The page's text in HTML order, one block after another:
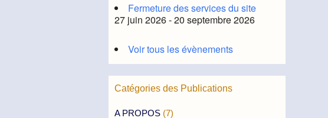
Fermeture des services du site
27 juin 2026 - 20 septembre 2026
Voir tous les évènements
Catégories des Publications
A PROPOS (7)